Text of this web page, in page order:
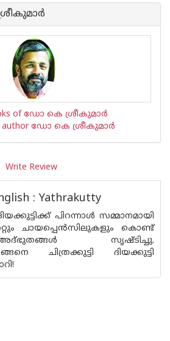
Book
of ഡോ കെ ശ്രീകുമാര്‍
author ഡോ കെ ശ്രീകുമാര്‍
Write Review
: Yathrakutty
പിറന്നാൾ സമ്മാനമായി
ചായപ്പെൻസിലുകളും കൊണ്ട്
സൃഷ്ടിച്ചു.
ചിത്രക്കുട്ടി ദിയക്കുട്ടി